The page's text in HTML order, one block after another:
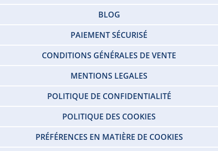
BLOG
PAIEMENT SÉCURISÉ
CONDITIONS GÉNÉRALES DE VENTE
MENTIONS LEGALES
POLITIQUE DE CONFIDENTIALITÉ
POLITIQUE DES COOKIES
PRÉFÉRENCES EN MATIÈRE DE COOKIES